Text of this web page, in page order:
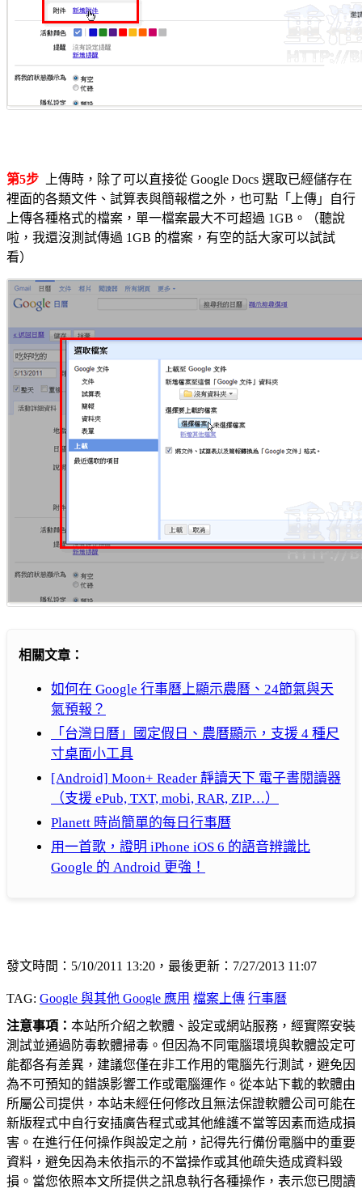
第5步 上傳時，除了可以直接從 Google Docs 選取已經儲存在
裡面的各類文件、試算表與簡報檔之外，也可點「上傳」自行
上傳各種格式的檔案，單一檔案最大不可超過 1GB。（聽說
啦，我還沒測試傳過 1GB 的檔案，有空的話大家可以試試
看）
相關文章：
如何在 Google 行事曆上顯示農曆、24節氣與天
氣預報？
「台灣日曆」國定假日、農曆顯示，支援 4 種尺
寸桌面小工具
[Android] Moon+ Reader 靜讀天下 電子書閱讀器
（支援 ePub, TXT, mobi, RAR, ZIP…）
Planett 時尚簡單的每日行事曆
用一首歌，證明 iPhone iOS 6 的語音辨識比
Google 的 Android 更強！
發文時間：5/10/2011 13:20，最後更新：7/27/2013 11:07
TAG: Google 與其他 Google 應用 檔案上傳 行事曆
注意事項： 本站所介紹之軟體、設定或網站服務，經實際安裝
測試並通過防毒軟體掃毒。但因為不同電腦環境與軟體設定可
能都各有差異，建議您僅在非工作用的電腦先行測試，避免因
為不可預知的錯誤影響工作或電腦運作。從本站下載的軟體由
所屬公司提供，本站未經任何修改且無法保證軟體公司可能在
新版程式中自行安插廣告程式或其他維護不當等因素而造成損
害。在進行任何操作與設定之前，記得先行備份電腦中的重要
資料，避免因為未依指示的不當操作或其他疏失造成資料毀
損。當您依照本文所提供之訊息執行各種操作，表示您已閱讀